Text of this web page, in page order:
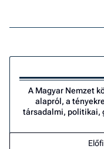
A Magyar Nemzet
alapról, a
társadalmi, politikai,